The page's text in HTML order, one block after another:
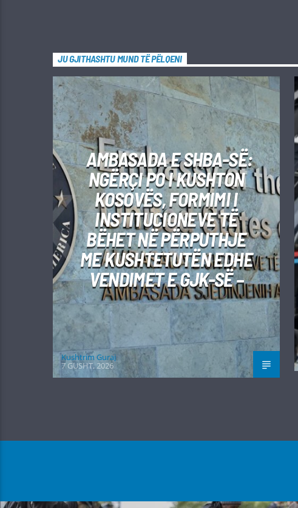
JU GJITHASHTU MUND TË PËLQENI
AMBASADA E SHBA-SË:
NGËRÇI PO I KUSHTON
KOSOVËS, FORMIMI I
INSTITUCIONEVE TË
BËHET NË PËRPUTHJE
ME KUSHTETUTËN EDHE
VENDIMET E GJK-SË –
Kushtrim Guraj
7 GUSHT, 2026